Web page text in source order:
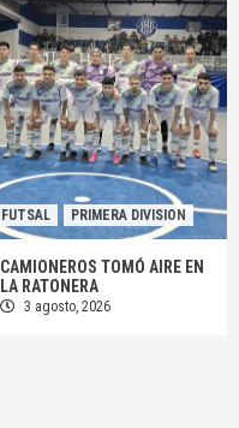
FUTSAL PRIMERA DIVISION
CAMIONEROS TOMÓ AIRE EN
LA RATONERA
3 agosto, 2026